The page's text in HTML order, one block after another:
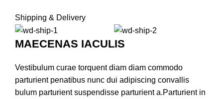
Shipping & Delivery
MAECENAS IACULIS
Vestibulum curae torquent diam diam commodo
parturient penatibus nunc dui adipiscing convallis
bulum parturient suspendisse parturient a.Parturient in